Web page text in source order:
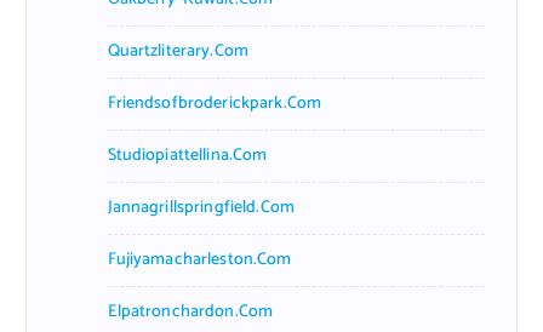
Quartzliterary.com
Friendsofbroderickpark.com
Studiopiattellina.com
Jannagrillspringfield.com
Fujiyamacharleston.com
Elpatronchardon.com